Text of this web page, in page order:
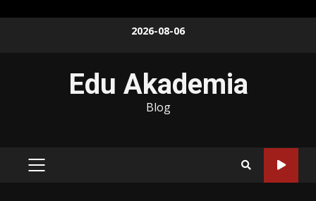
2026-08-06
Edu Akademia
Blog
PRIMARY